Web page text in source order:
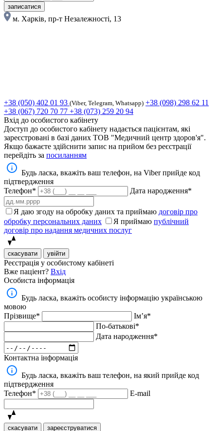
записатися
м. Харків, пр-т Незалежності, 13
+38 (050) 402 01 93 (Viber, Telegram, Whatsapp) +38 (098) 298 62 11
+38 (067) 720 70 77 +38 (073) 259 20 94
Вхід до особистого кабінету
Доступ до особистого кабінету надається пацієнтам, які
зареєстровані в базі даних ТОВ "Медичний центр здоров'я".
Якщо бажаєте здійснити запис на прийом без реєстрації
перейдіть за посиланням
Будь ласка, вкажіть ваш телефон, на Viber прийде код
підтвердження
Телефон*
Дата народження*
Я даю згоду на обробку даних та приймаю договір про
обробку персональних даних
Я приймаю публічний
договір про надання медичних послуг
скасувати увійти
Реєстрація у особистому кабінеті
Вже паціент? Вхід
Особиста інформація
Будь ласка, вкажіть особисту інформацію українською
мовою
Прізвище*
Імʼя*
По-батькові*
Дата народження*
Контактна інформація
Будь ласка, вкажіть ваш телефон, на який прийде код
підтвердження
Телефон*
E-mail
скасувати зареєструватися